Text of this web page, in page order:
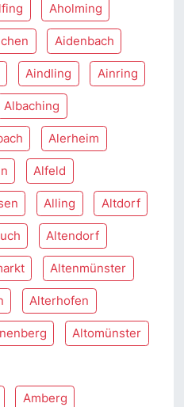
Aholming
Aidenbach
Aindling Ainring
Albaching
Alerheim
Alfeld
Alling Altdorf
Altendorf
Altenmünster
Alterhofen
Altomünster
Amberg